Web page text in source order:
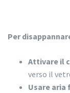
Per
Attivare il
verso il
Usare aria